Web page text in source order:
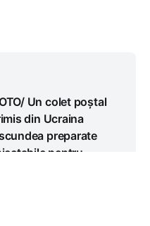
Un colet poștal
din Ucraina
preparate
pentru